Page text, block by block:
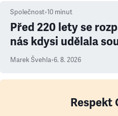
Společnost•10 minut
Před 220 lety se
nás kdysi udělala
Marek Švehla•6. 8. 2026
Respekt